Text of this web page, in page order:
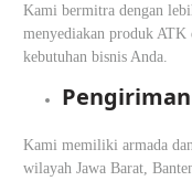
Kami bermitra dengan
menyediakan produk ATK
kebutuhan bisnis Anda.
Kami memiliki armada
wilayah Jawa Barat,